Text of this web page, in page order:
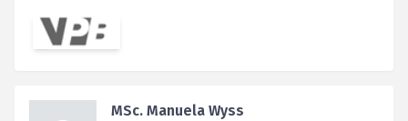
MSc. Manuela Wyss